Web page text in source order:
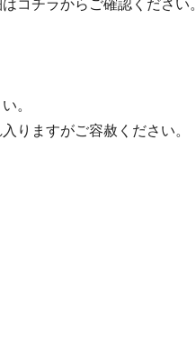
コチラからご確認ください。
。
りますがご容赦ください。